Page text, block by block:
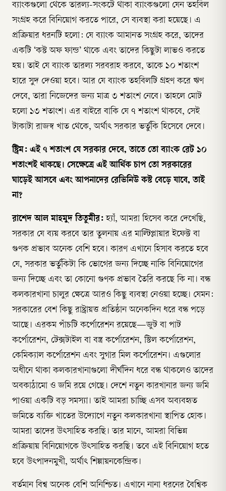
ব্যাংকগুলো থেকে তারল্য-সংকটে থাকা ব্যাংকগুলো যেন তহবিল
সংগ্রহ করে বিনিয়োগ করতে পারে, সে ব্যবস্থা করা হয়েছে। এ
প্রক্রিয়ার ধরনটি হলো: যে ব্যাংক আমানত সংগ্রহ করে, তাদের
একটি ‘কস্ট অফ ফান্ড’ থাকে এবং তাদের কিছুটা লাভও করতে
হয়। তাই যে ব্যাংক তারল্য সরবরাহ করবে, তাকে ১০ শতাংশ
হারে সুদ দেওয়া হবে। আর যে ব্যাংক তহবিলটি গ্রহণ করে ঋণ
দেবে, তারা নিজেদের জন্য মাত্র ৩ শতাংশ নেবে। তাহলে মোট
হলো ১৩ শতাংশ। এর বাইরে বাকি যে ৭ শতাংশ থাকবে, সেই
টাকাটা রাজস্ব খাত থেকে, অর্থাৎ সরকার ভর্তুকি হিসেবে দেবে।
স্ট্রিম: এই ৭ শতাংশ যে সরকার দেবে, তাতে তো ব্যাংক রেট ১০
শতাংশই থাকছে। সেক্ষেত্রে এই আর্থিক চাপ তো সরকারের
ঘাড়েই আসবে এবং আপনাদের রেভিনিউ কস্ট বেড়ে যাবে, তাই
না?
রাশেদ আল মাহমুদ তিতুমীর: হ্যাঁ, আমরা হিসেব করে দেখেছি,
সরকার যে ব্যয় করবে তার তুলনায় এর মাল্টিপ্লায়ার ইফেক্ট বা
গুণক প্রভাব অনেক বেশি হবে। কারণ এখানে হিসাব করতে হবে
যে, সরকার ভর্তুকিটা কি ভোগের জন্য দিচ্ছে নাকি বিনিয়োগের
জন্য দিচ্ছে এবং তা কোনো গুণক প্রভাব তৈরি করছে কি না। বন্ধ
কলকারখানা চালুর ক্ষেত্রে আরও কিছু ব্যবস্থা নেওয়া হচ্ছে। যেমন:
সরকারের বেশ কিছু রাষ্ট্রায়ত্ত প্রতিষ্ঠান অনেকদিন ধরে বন্ধ পড়ে
আছে। এরকম পাঁচটি কর্পোরেশন রয়েছে—জুট বা পাট
কর্পোরেশন, টেক্সটাইল বা বস্ত্র কর্পোরেশন, স্টিল কর্পোরেশন,
কেমিক্যাল কর্পোরেশন এবং সুগার মিল কর্পোরেশন। এগুলোর
অধীনে থাকা কলকারখানাগুলো দীর্ঘদিন ধরে বন্ধ থাকলেও তাদের
অবকাঠামো ও জমি রয়ে গেছে। দেশে নতুন কারখানার জন্য জমি
পাওয়া একটি বড় সমস্যা। তাই আমরা চাচ্ছি এসব অব্যবহৃত
জমিতে ব্যক্তি খাতের উদ্যোগে নতুন কলকারখানা স্থাপিত হোক।
আমরা তাদের উৎসাহিত করছি। তার মানে, আমরা বিভিন্ন
প্রক্রিয়ায় বিনিয়োগকে উৎসাহিত করছি। তবে এই বিনিয়োগ হতে
হবে উৎপাদনমুখী, অর্থাৎ শিল্পায়নকেন্দ্রিক।
বর্তমান বিশ্ব অনেক বেশি অনিশ্চিত। এখানে নানা ধরনের বৈশ্বিক